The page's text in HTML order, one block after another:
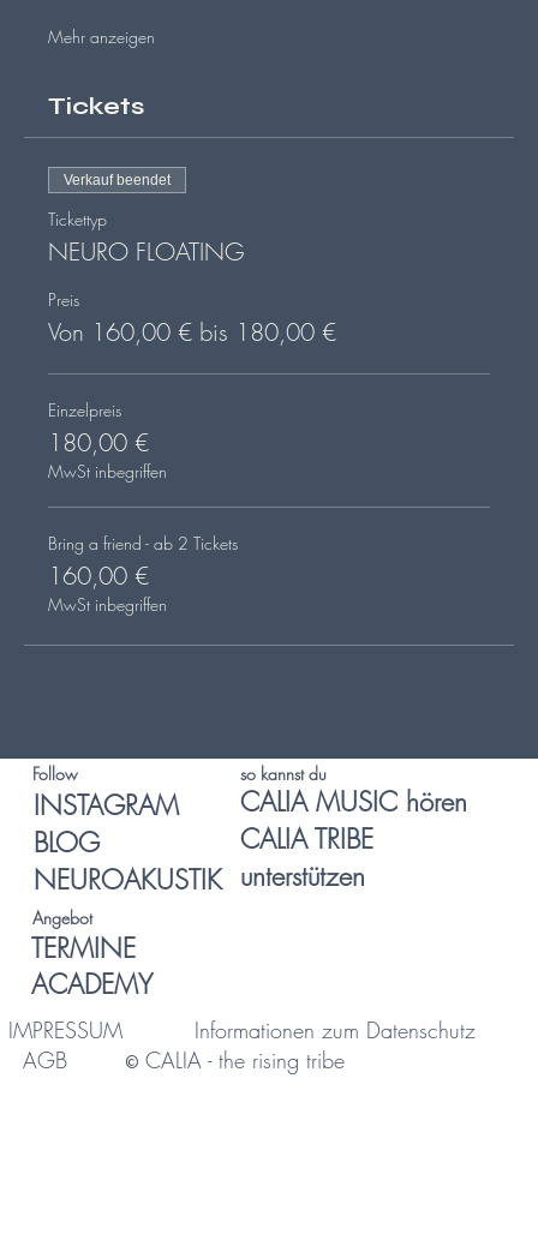
Mehr anzeigen
Tickets
Verkauf beendet
Tickettyp
NEURO FLOATING
Preis
Von 160,00 € bis 180,00 €
Einzelpreis
180,00 €
MwSt inbegriffen
Bring a friend - ab 2 Tickets
160,00 €
MwSt inbegriffen
IMPRESSUM Informationen zum Datenschutz
AGB
©CALIA - the rising tribe
Follow
INSTAGRAM
BLOG
NEUROAKUSTIK
so kannst du
CALIA MUSIC hören
CALIA TRIBE
unterstützen
Angebot
TERMINE
ACADEMY